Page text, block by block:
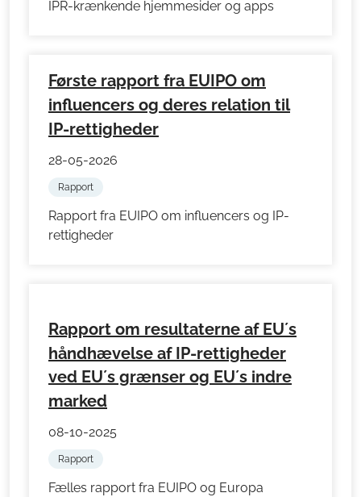
IPR-krænkende hjemmesider og apps
Første rapport fra EUIPO om
influencers og deres relation til
IP-rettigheder
28-05-2026
Rapport
Rapport fra EUIPO om influencers og IP-
rettigheder
Rapport om resultaterne af EU´s
håndhævelse af IP-rettigheder
ved EU´s grænser og EU´s indre
marked
08-10-2025
Rapport
Fælles rapport fra EUIPO og Europa